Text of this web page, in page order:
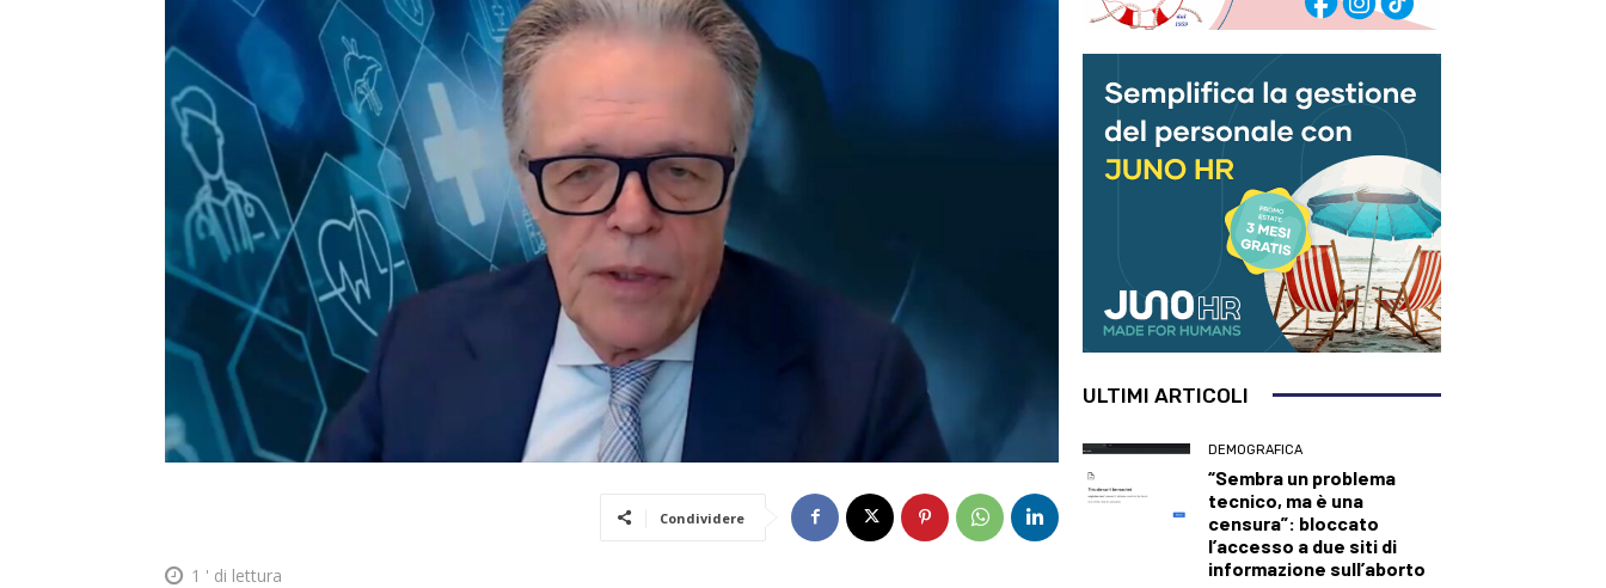
Condividere
1 ' di lettura
ULTIMI ARTICOLI
DEMOGRAFICA
“Sembra un problema
tecnico, ma è una
censura”: bloccato
l’accesso a due siti di
informazione sull’aborto